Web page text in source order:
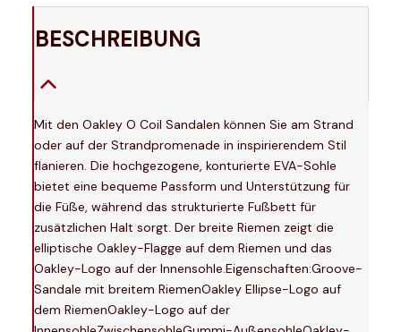
BESCHREIBUNG
Mit den Oakley O Coil Sandalen können Sie am Strand
oder auf der Strandpromenade in inspirierendem Stil
flanieren. Die hochgezogene, konturierte EVA-Sohle
bietet eine bequeme Passform und Unterstützung für
die Füße, während das strukturierte Fußbett für
zusätzlichen Halt sorgt. Der breite Riemen zeigt die
elliptische Oakley-Flagge auf dem Riemen und das
Oakley-Logo auf der Innensohle.Eigenschaften:Groove-
Sandale mit breitem RiemenOakley Ellipse-Logo auf
dem RiemenOakley-Logo auf der